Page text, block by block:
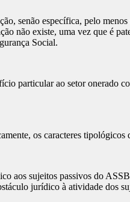
senão específica, pelo
não existe, uma vez que é
Social.
particular ao setor onerado
os caracteres
aos sujeitos passivos do
jurídico à atividade dos